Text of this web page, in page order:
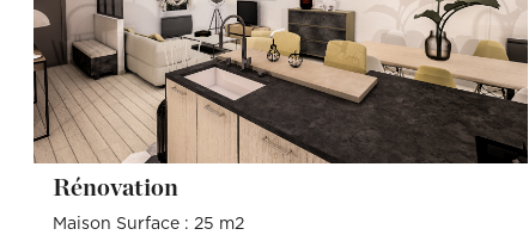
Rénovation
Maison Surface : 25 m2